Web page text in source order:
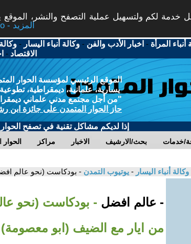
خدمة لكم ولتسهيل عملية التصفح والنشر،
More info - المزيد
أنباء المرأة - اخبار الأدب والفن -وكالة أنباء اليسار -
الاقتصاد -
الموقع الرئيسي لمؤسسة الحوار
يسارية، علمانية، ديمقراطية،
"من أجل مجتمع مدني علماني
حاز الحوار المتمدن على جائزة ابن
إذا لديكم مشاكل تقنية في تصفح الحوار
مراكز الاخبار بحث/الارشيف خدمات
وكالة أنباء اليسار - يوتيوب التمدن - بودكاست (نحو عالم
- عالم افضل - بودكاست (نحو
من ايار مع الضيف (ابو معصومة)